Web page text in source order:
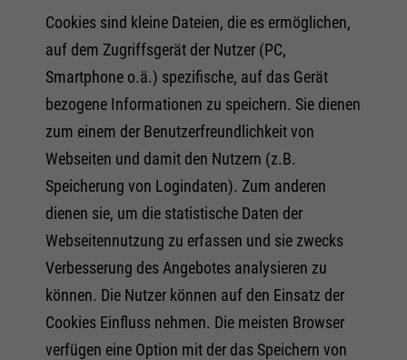
Cookies sind kleine Dateien, die es ermöglichen,
auf dem Zugriffsgerät der Nutzer (PC,
Smartphone o.ä.) spezifische, auf das Gerät
bezogene Informationen zu speichern. Sie dienen
zum einem der Benutzerfreundlichkeit von
Webseiten und damit den Nutzern (z.B.
Speicherung von Logindaten). Zum anderen
dienen sie, um die statistische Daten der
Webseitennutzung zu erfassen und sie zwecks
Verbesserung des Angebotes analysieren zu
können. Die Nutzer können auf den Einsatz der
Cookies Einfluss nehmen. Die meisten Browser
verfügen eine Option mit der das Speichern von